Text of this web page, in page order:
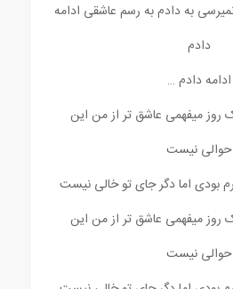
به دادم به رسم عاشقی ادامه
دادم
ادامه دادم …
روز میفهمی عاشق تر از من این
حوالی نیست
بودی اما دگر جای تو خالی نیست
روز میفهمی عاشق تر از من این
حوالی نیست